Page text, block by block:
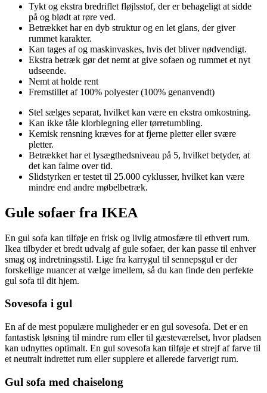
Tykt og ekstra bredriflet fløjlsstof, der er behageligt at sidde
på og blødt at røre ved.
Betrækket har en dyb struktur og en let glans, der giver
rummet karakter.
Kan tages af og maskinvaskes, hvis det bliver nødvendigt.
Ekstra betræk gør det nemt at give sofaen og rummet et nyt
udseende.
Nemt at holde rent
Fremstillet af 100% polyester (100% genanvendt)
Stel sælges separat, hvilket kan være en ekstra omkostning.
Kan ikke tåle klorblegning eller tørretumbling.
Kemisk rensning kræves for at fjerne pletter eller svære
pletter.
Betrækket har et lysægthedsniveau på 5, hvilket betyder, at
det kan falme over tid.
Slidstyrken er testet til 25.000 cyklusser, hvilket kan være
mindre end andre møbelbetræk.
Gule sofaer fra IKEA
En gul sofa kan tilføje en frisk og livlig atmosfære til ethvert rum.
Ikea tilbyder et bredt udvalg af gule sofaer, der kan passe til enhver
smag og indretningsstil. Lige fra karrygul til sennepsgul er der
forskellige nuancer at vælge imellem, så du kan finde den perfekte
gul sofa til dit hjem.
Sovesofa i gul
En af de mest populære muligheder er en gul sovesofa. Det er en
fantastisk løsning til mindre rum eller til gæsteværelset, hvor pladsen
kan udnyttes optimalt. En gul sovesofa kan tilføje et strejf af farve til
et neutralt indrettet rum eller supplere et allerede farverigt rum.
Gul sofa med chaiselong